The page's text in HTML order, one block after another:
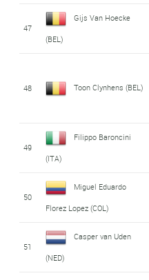
47
Gijs Van Hoecke
(BEL)
48 Toon Clynhens (BEL)
49
Filippo Baroncini
(ITA)
50
Miguel Eduardo
Florez Lopez (COL)
51
Casper van Uden
(NED)